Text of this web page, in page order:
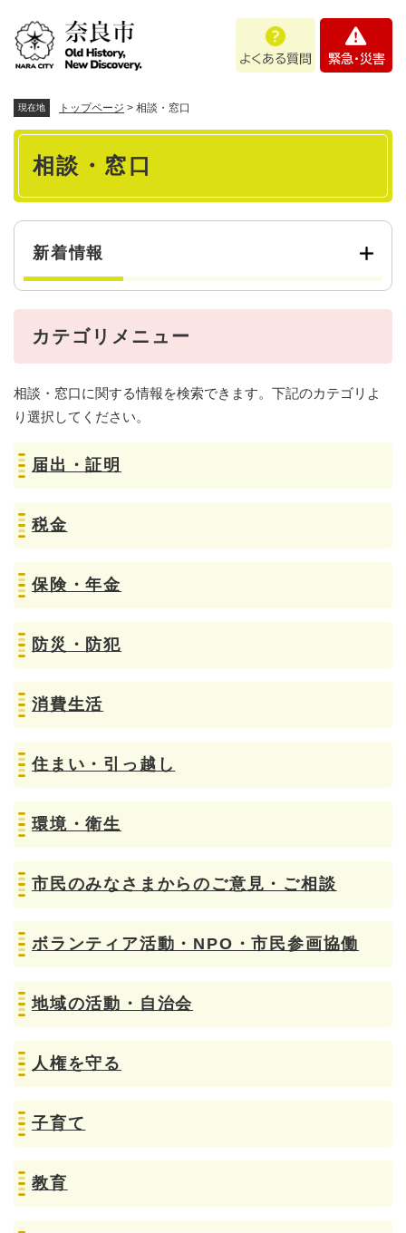
あ
・
現在地 トップページ > 相談・窓口
本
相談・窓口
新着情報
カテゴリメニュー
相談・窓口に関する情報を検索できます。下記のカテゴリよ
り選択してください。
届出・証明
税金
保険・年金
防災・防犯
消費生活
住まい・引っ越し
環境・衛生
市民のみなさまからのご意見・ご相談
ボランティア活動・NPO・市民参画協働
地域の活動・自治会
人権を守る
子育て
教育